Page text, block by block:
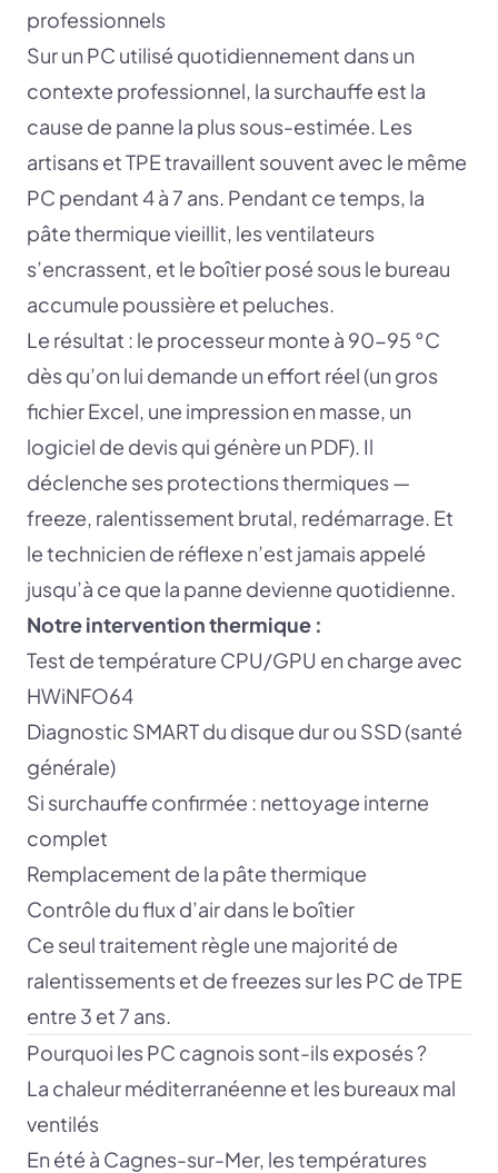
professionnels
Sur un PC utilisé quotidiennement dans un
contexte professionnel, la surchauffe est la
cause de panne la plus sous-estimée. Les
artisans et TPE travaillent souvent avec le même
PC pendant 4 à 7 ans. Pendant ce temps, la
pâte thermique vieillit, les ventilateurs
s’encrassent, et le boîtier posé sous le bureau
accumule poussière et peluches.
Le résultat : le processeur monte à 90-95 °C
dès qu’on lui demande un effort réel (un gros
fichier Excel, une impression en masse, un
logiciel de devis qui génère un PDF). Il
déclenche ses protections thermiques —
freeze, ralentissement brutal, redémarrage. Et
le technicien de réflexe n’est jamais appelé
jusqu’à ce que la panne devienne quotidienne.
Notre intervention thermique :
Test de température CPU/GPU en charge avec
HWiNFO64
Diagnostic SMART du disque dur ou SSD (santé
générale)
Si surchauffe confirmée : nettoyage interne
complet
Remplacement de la pâte thermique
Contrôle du flux d’air dans le boîtier
Ce seul traitement règle une majorité de
ralentissements et de freezes sur les PC de TPE
entre 3 et 7 ans.
Pourquoi les PC cagnois sont-ils exposés ?
La chaleur méditerranéenne et les bureaux mal
ventilés
En été à Cagnes-sur-Mer, les températures